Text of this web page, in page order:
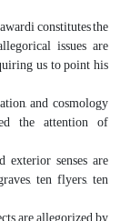
constitutes the
issues are
us to point his
and cosmology
the attention of
senses are
ten flyers, ten